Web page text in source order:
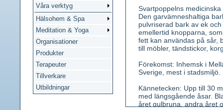
Våra verktyg
Hälsohem & Spa
Meditation & Yoga
Organisationer
Produkter
Terapeuter
Tillverkare
Utbildningar
Svartpoppelns
Den garvämneshaltiga
pulvriserad bark av ek och
emellertid knopparna,
fett kan användas på sår,
till möbler, tändstickor,
Förekomst: Inhemsk i
Sverige, mest i stadsmiljö.
Kännetecken: Upp till 30
med längsgående åsar.
året gulbruna, andra året